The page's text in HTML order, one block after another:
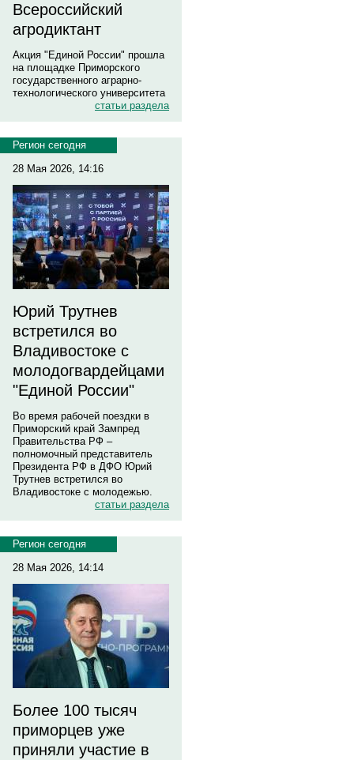
Всероссийский
агродиктант
Акция "Единой России" прошла
на площадке Приморского
государственного аграрно-
технологического университета
статьи раздела
Регион сегодня
28 Мая 2026, 14:16
Юрий Трутнев
встретился во
Владивостоке с
молодогвардейцами
"Единой России"
Во время рабочей поездки в
Приморский край Зампред
Правительства РФ –
полномочный представитель
Президента РФ в ДФО Юрий
Трутнев встретился во
Владивостоке с молодежью.
статьи раздела
Регион сегодня
28 Мая 2026, 14:14
Более 100 тысяч
приморцев уже
приняли участие в